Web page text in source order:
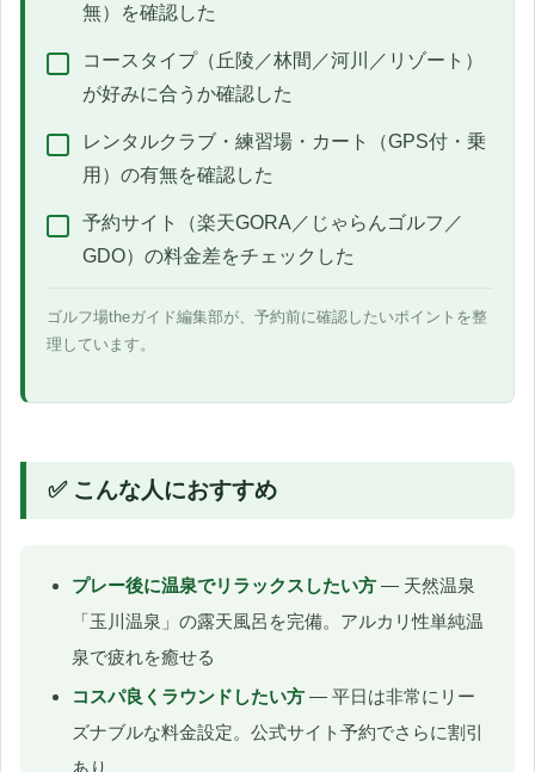
無）を確認した
コースタイプ（丘陵／林間／河川／リゾート）
が好みに合うか確認した
レンタルクラブ・練習場・カート（GPS付・乗
用）の有無を確認した
予約サイト（楽天GORA／じゃらんゴルフ／
GDO）の料金差をチェックした
ゴルフ場theガイド編集部が、予約前に確認したいポイントを整
理しています。
✅ こんな人におすすめ
プレー後に温泉でリラックスしたい方 — 天然温泉
「玉川温泉」の露天風呂を完備。アルカリ性単純温
泉で疲れを癒せる
コスパ良くラウンドしたい方 — 平日は非常にリー
ズナブルな料金設定。公式サイト予約でさらに割引
あり